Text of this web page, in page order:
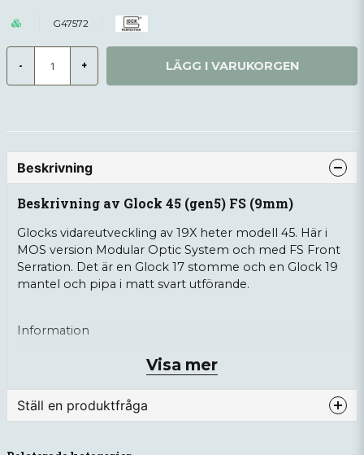
G47572
- + LÄGG I VARUKORGEN
Beskrivning
Beskrivning av Glock 45 (gen5) FS (9mm)
Glocks vidareutveckling av 19X heter modell 45. Här i
MOS version Modular Optic System och med FS Front
Serration. Det är en Glock 17 stomme och en Glock 19
mantel och pipa i matt svart utförande.
Information
Kaliber: 9mm (9x19).
Avtrycksfunktion: Striker Fire.
Pipa: 102 mm.
Visa mer
Ställ en produktfråga
Fråga oss något om denna produkten...